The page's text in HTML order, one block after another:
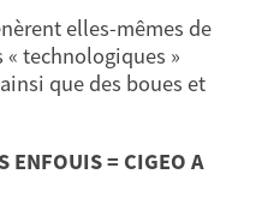
elles-mêmes de
technologiques »
que des boues et
ENFOUIS = CIGEO A